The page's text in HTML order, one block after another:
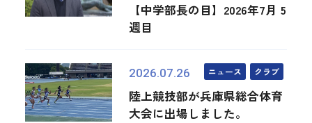
【中学部長の目】2026年7月 5
週目
2026.07.26 ニュース クラブ
陸上競技部が兵庫県総合体育
大会に出場しました。